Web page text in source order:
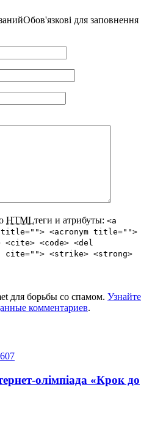
для заповнення
HTMLтеги и атрибуты: <a
<acronym title="">
<code> <del
cite=""> <strike> <strong>
для борьбы со спамом. Узнайте
комментариев.
олімпіада «Крок до